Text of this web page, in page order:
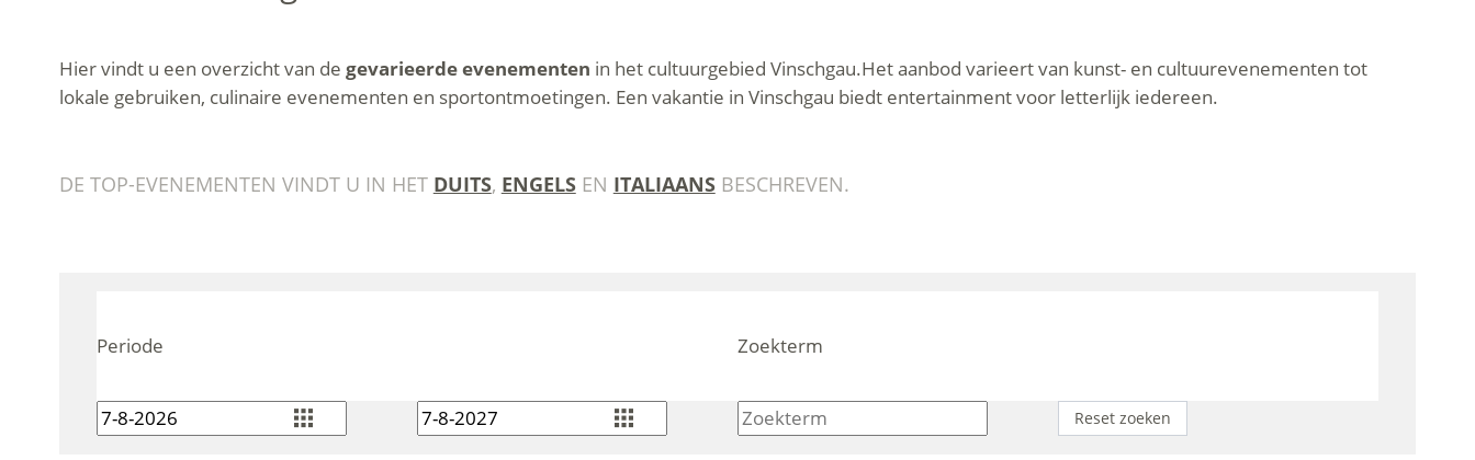
Hier vindt u een overzicht van de gevarieerde evenementen in het cultuurgebied Vinschgau.Het aanbod varieert van kunst- en cultuurevenementen tot
lokale gebruiken, culinaire evenementen en sportontmoetingen. Een vakantie in Vinschgau biedt entertainment voor letterlijk iedereen.
DE TOP-EVENEMENTEN VINDT U IN HET DUITS, ENGELSEN ITALIAANSBESCHREVEN.
Periode Zoekterm
Reset zoeken